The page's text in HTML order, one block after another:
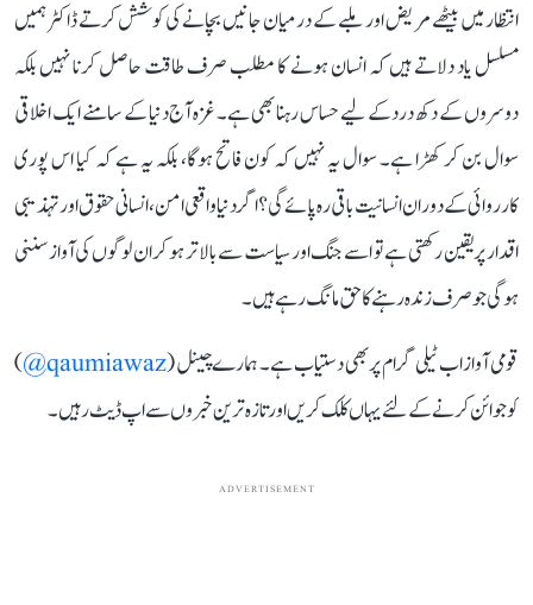
انتظار میں بیٹھے مریض اور ملبے کے درمیان جانیں بچانے کی کوشش کرتے ڈاکٹر ہمیں
مسلسل یاد دلاتے ہیں کہ انسان ہونے کا مطلب صرف طاقت حاصل کرنا نہیں بلکہ
دوسروں کے دکھ درد کے لیے حساس رہنا بھی ہے۔ غزہ آج دنیا کے سامنے ایک اخلاقی
سوال بن کر کھڑا ہے۔ سوال یہ نہیں کہ کون فاتح ہوگا، بلکہ یہ ہے کہ کیا اس پوری
کارروائی کے دوران انسانیت باقی رہ پائے گی؟ اگر دنیا واقعی امن، انسانی حقوق اور تہذیبی
اقدار پر یقین رکھتی ہے تو اسے جنگ اور سیاست سے بالاتر ہو کر ان لوگوں کی آواز سننی
ہوگی جو صرف زندہ رہنے کا حق مانگ رہے ہیں۔
قومی آواز اب ٹیلی گرام پر بھی دستیاب ہے۔ ہمارے چینل (qaumiawaz@
)
کو جوائن کرنے کے لئے یہاں کلک کریں اور تازہ ترین خبروں سے اپ ڈیٹ رہیں۔
ADVERTISEMENT